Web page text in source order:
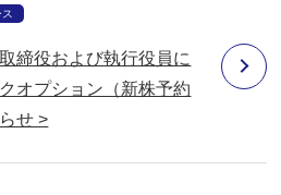
締役および執行役員に
オプション（新株予約
せ >